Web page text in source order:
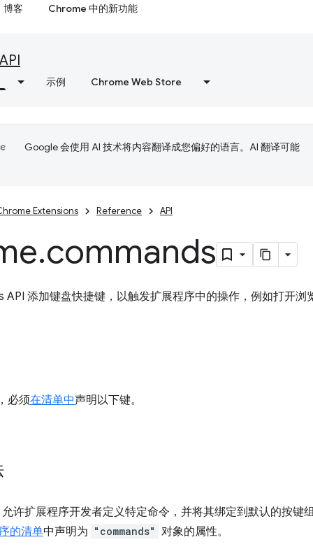
博客 Chrome 中的新功能
API
示例 Chrome Web Store
Google 会使用 AI 技术将内容翻译成您偏好的语言。AI 翻译可能
Extensions Reference API
.commands
API 添加键盘快捷键，以触发扩展程序中的操作，例如打开浏
必须在清单中声明以下键。
许扩展程序开发者定义特定命令，并将其绑定到默认的按键
的清单中声明为 "commands" 对象的属性。